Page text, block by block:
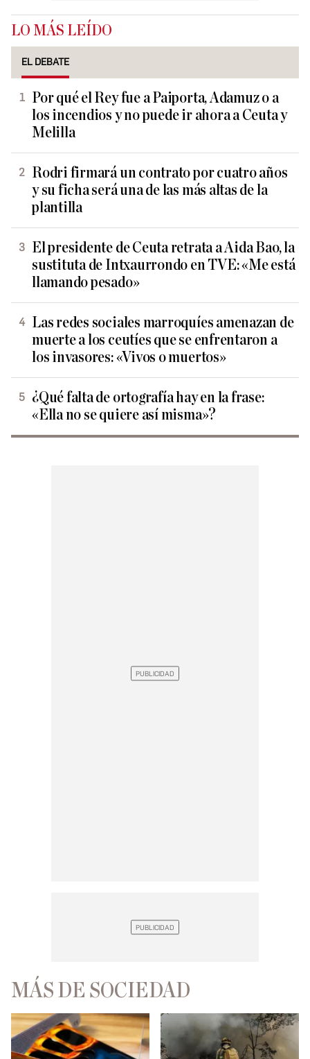
LO MÁS LEÍDO
EL DEBATE
Por qué el Rey fue a Paiporta, Adamuz o a
los incendios y no puede ir ahora a Ceuta y
Melilla
Rodri firmará un contrato por cuatro años
y su ficha será una de las más altas de la
plantilla
El presidente de Ceuta retrata a Aida Bao, la
sustituta de Intxaurrondo en TVE: «Me está
llamando pesado»
Las redes sociales marroquíes amenazan de
muerte a los ceutíes que se enfrentaron a
los invasores: «Vivos o muertos»
¿Qué falta de ortografía hay en la frase:
«Ella no se quiere así misma»?
MÁS DE SOCIEDAD